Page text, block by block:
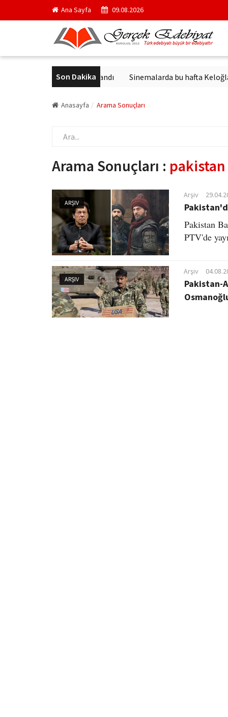
Ana Sayfa 09.08.2026
Son Dakika
en ünlü yapıtı yayımlandı Sinemalarda bu hafta Keloğlan
Anasayfa Arama Sonuçları
Arama Sonuçları : pakistan
ARŞIV
Arşiv
Pakistan
PTV'de
ARŞIV
Arşiv
Pakistan-